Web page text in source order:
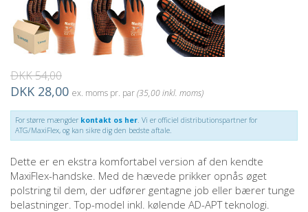
DKK 54,00
DKK 28,00 ex. moms pr. par(35,00 inkl. moms)
For større mængder kontakt os her. Vi er officiel distributionspartner for
ATG/MaxiFlex, og kan sikre dig den bedste aftale.
Dette er en ekstra komfortabel version af den kendte
MaxiFlex-handske. Med de hævede prikker opnås øget
polstring til dem, der udfører gentagne job eller bærer tunge
belastninger. Top-model inkl. kølende AD-APT teknologi.